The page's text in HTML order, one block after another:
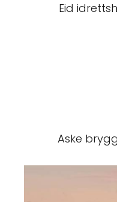
Eid
Aske